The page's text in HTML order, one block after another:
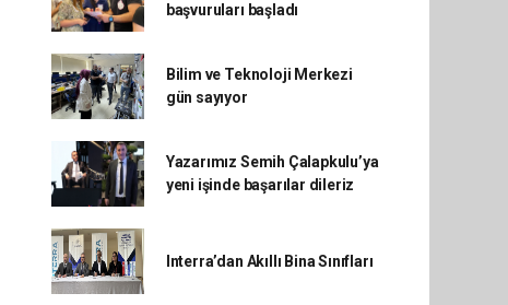
başvuruları başladı
Bilim ve Teknoloji Merkezi
gün sayıyor
Yazarımız Semih Çalapkulu’ya
yeni işinde başarılar dileriz
Interra’dan Akıllı Bina Sınıfları